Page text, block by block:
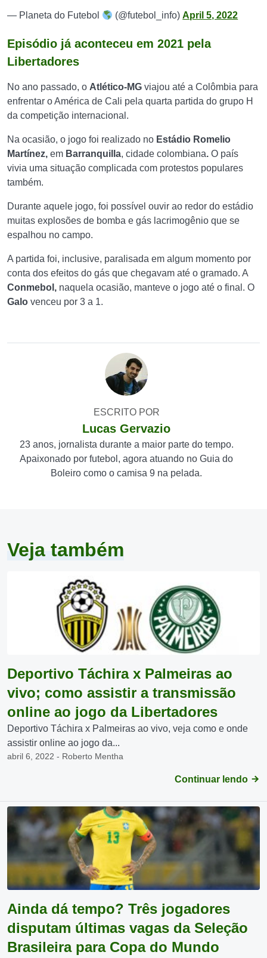
— Planeta do Futebol (@futebol_info)April 5, 2022
Episódio já aconteceu em 2021 pela
Libertadores
No ano passado, o Atlético-MG viajou até a Colômbia para
enfrentar o América de Cali pela quarta partida do grupo H
da competição internacional.
Na ocasião, o jogo foi realizado no Estádio Romelio
Martínez, em Barranquilla, cidade colombiana. O país
vivia uma situação complicada com protestos populares
também.
Durante aquele jogo, foi possível ouvir ao redor do estádio
muitas explosões de bomba e gás lacrimogênio que se
espalhou no campo.
A partida foi, inclusive, paralisada em algum momento por
conta dos efeitos do gás que chegavam até o gramado. A
Conmebol, naquela ocasião, manteve o jogo até o final. O
Galo venceu por 3 a 1.
ESCRITO POR
Lucas Gervazio
23 anos, jornalista durante a maior parte do tempo.
Apaixonado por futebol, agora atuando no Guia do
Boleiro como o camisa 9 na pelada.
Veja também
Deportivo Táchira x Palmeiras ao
vivo; como assistir a transmissão
online ao jogo da Libertadores
Deportivo Táchira x Palmeiras ao vivo, veja como e onde
assistir online ao jogo da...
abril 6, 2022 - Roberto Mentha
Continuar lendo
Ainda dá tempo? Três jogadores
disputam últimas vagas da Seleção
Brasileira para Copa do Mundo